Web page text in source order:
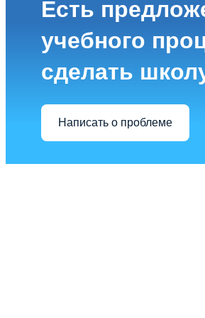
Есть
учебного
сделать
Написать о проблеме